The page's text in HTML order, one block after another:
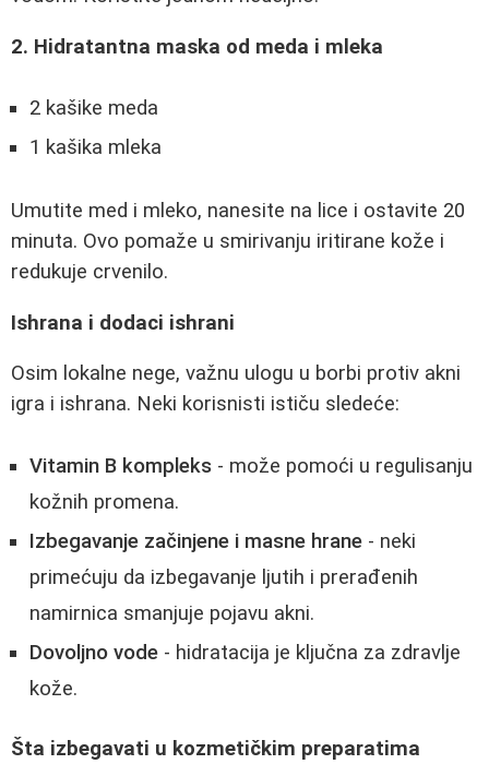
2. Hidratantna maska od meda i mleka
2 kašike meda
1 kašika mleka
Umutite med i mleko, nanesite na lice i ostavite 20
minuta. Ovo pomaže u smirivanju iritirane kože i
redukuje crvenilo.
Ishrana i dodaci ishrani
Osim lokalne nege, važnu ulogu u borbi protiv akni
igra i ishrana. Neki korisnisti ističu sledeće:
Vitamin B kompleks - može pomoći u regulisanju
kožnih promena.
Izbegavanje začinjene i masne hrane - neki
primećuju da izbegavanje ljutih i prerađenih
namirnica smanjuje pojavu akni.
Dovoljno vode - hidratacija je ključna za zdravlje
kože.
Šta izbegavati u kozmetičkim preparatima